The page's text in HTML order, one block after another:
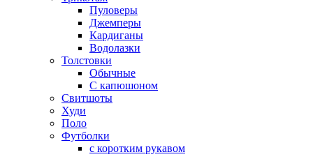
Пуловеры
Джемперы
Кардиганы
Водолазки
Толстовки
Обычные
С капюшоном
Свитшоты
Худи
Поло
Футболки
с коротким рукавом